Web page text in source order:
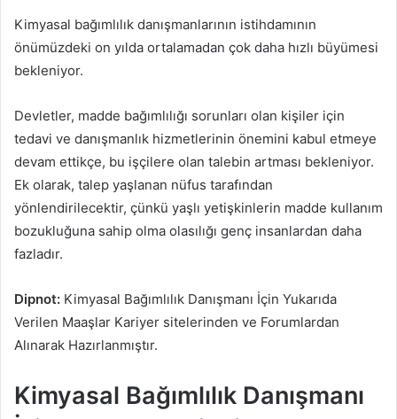
Kimyasal bağımlılık danışmanlarının istihdamının
önümüzdeki on yılda ortalamadan çok daha hızlı büyümesi
bekleniyor.
Devletler, madde bağımlılığı sorunları olan kişiler için
tedavi ve danışmanlık hizmetlerinin önemini kabul etmeye
devam ettikçe, bu işçilere olan talebin artması bekleniyor.
Ek olarak, talep yaşlanan nüfus tarafından
yönlendirilecektir, çünkü yaşlı yetişkinlerin madde kullanım
bozukluğuna sahip olma olasılığı genç insanlardan daha
fazladır.
Dipnot: Kimyasal Bağımlılık Danışmanı İçin Yukarıda
Verilen Maaşlar Kariyer sitelerinden ve Forumlardan
Alınarak Hazırlanmıştır.
Kimyasal Bağımlılık Danışmanı